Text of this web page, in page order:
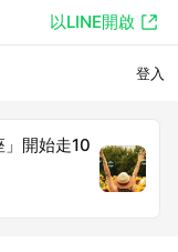
以LINE開啟
登入
開始走10